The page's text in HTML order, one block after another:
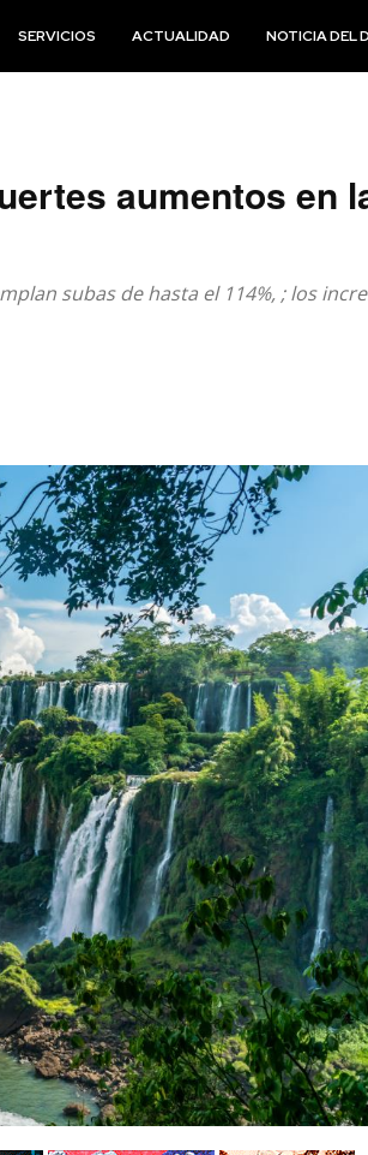
SERVICIOS ACTUALIDAD NOTICIA DEL
aumentos en
subas de hasta el 114%, ; los